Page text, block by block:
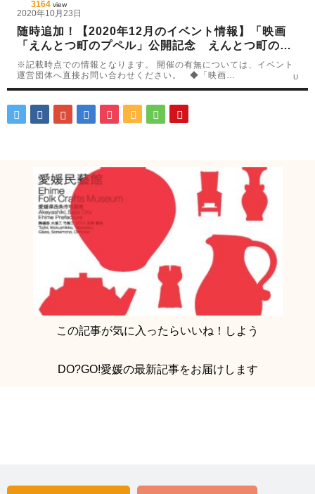
3164 view
2020年10月23日
随時追加！【2020年12月のイベント情報】「映画
「えんとつ町のプペル」公開記念 えんとつ町の冒
険ウォークQRラリー」_(12月4日(金))他 多数
※記載時点での情報となります。 開催の有無については、イベント
運営団体へ直接お問い合わせください。 ◆「映画…
U
この記事が気に入ったらいいね！しよう
DO?GO!愛媛の最新記事をお届けします